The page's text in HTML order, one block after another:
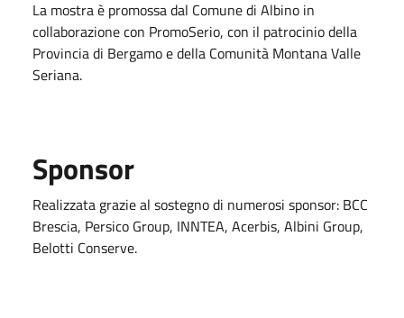
La mostra è promossa dal Comune di Albino in
collaborazione con PromoSerio, con il patrocinio della
Provincia di Bergamo e della Comunità Montana Valle
Seriana.
Sponsor
Realizzata grazie al sostegno di numerosi sponsor: BCC
Brescia, Persico Group, INNTEA, Acerbis, Albini Group,
Belotti Conserve.